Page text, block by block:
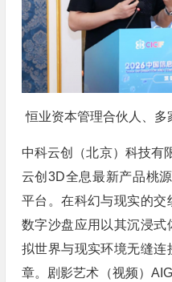
恒业资本管理合伙人、
中科云创（北京）科技有
云创3D全息最新产品桃
平台。在科幻与现实的
数字沙盘应用以其沉浸
拟世界与现实环境无缝
章。剧影艺术（视频）